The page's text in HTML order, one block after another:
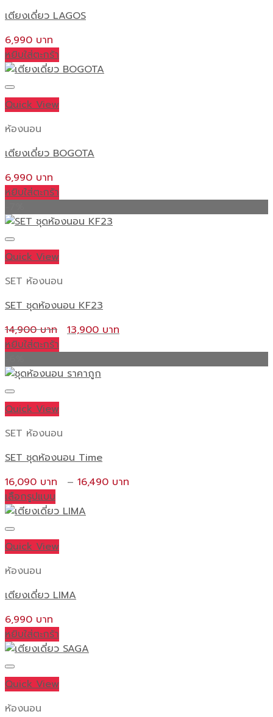
เตียงเดี่ยว LAGOS
6,990
หยิบใส่ตะกร้า
Quick View
ห้องนอน
เตียงเดี่ยว BOGOTA
6,990
หยิบใส่ตะกร้า
Quick View
SET ห้องนอน
SET ชุดห้องนอน KF23
14,900
Original
14,900 ฿.
13,900
หยิบใส่ตะกร้า
Quick View
SET ห้องนอน
SET ชุดห้องนอน Time
16,090
– 16,490
เลือกรูปแบบ
This
product
has
multiple
variants.
options
may
be
chosen
on
the
product
page
Quick View
ห้องนอน
เตียงเดี่ยว LIMA
6,990
หยิบใส่ตะกร้า
Quick View
ห้องนอน